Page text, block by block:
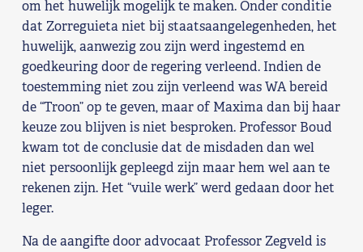
om het huwelijk mogelijk te maken. Onder conditie
dat Zorreguieta niet bij staatsaangelegenheden, het
huwelijk, aanwezig zou zijn werd ingestemd en
goedkeuring door de regering verleend. Indien de
toestemming niet zou zijn verleend was WA bereid
de “Troon” op te geven, maar of Maxima dan bij haar
keuze zou blijven is niet besproken. Professor Boud
kwam tot de conclusie dat de misdaden dan wel
niet persoonlijk gepleegd zijn maar hem wel aan te
rekenen zijn. Het “vuile werk” werd gedaan door het
leger.
Na de aangifte door advocaat Professor Zegveld is